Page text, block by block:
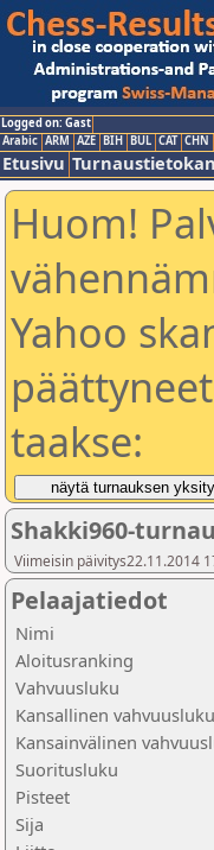
Logged on: Gast
Arabic ARM AZE BIH BUL CAT CHN
Etusivu
Huom!
Yahoo
taakse:
Shakki960-
Viimeisin päivitys22.11.2014
Pelaajatiedot
Nimi
Aloitusranking
Vahvuusluku
Kansallinen vahvuusluku
Kansainvälinen
Suoritusluku
Pisteet
Sija